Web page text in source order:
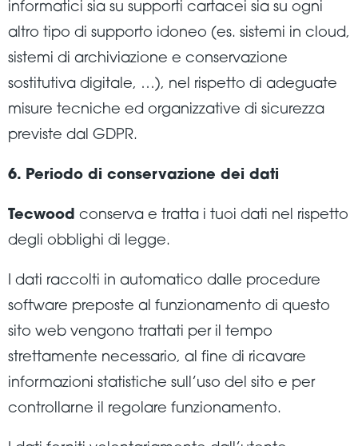
informatici sia su supporti cartacei sia su ogni
altro tipo di supporto idoneo (es. sistemi in cloud,
sistemi di archiviazione e conservazione
sostitutiva digitale, …), nel rispetto di adeguate
misure tecniche ed organizzative di sicurezza
previste dal GDPR.
6. Periodo di conservazione dei dati
Tecwood conserva e tratta i tuoi dati nel rispetto
degli obblighi di legge.
I dati raccolti in automatico dalle procedure
software preposte al funzionamento di questo
sito web vengono trattati per il tempo
strettamente necessario, al fine di ricavare
informazioni statistiche sull’uso del sito e per
controllarne il regolare funzionamento.